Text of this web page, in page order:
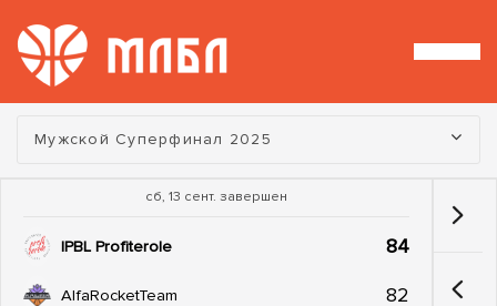
Турнир:
Мужской Суперфинал 2025
сб, 13 сент. завершен
IPBL Profiterole 84
AlfaRocketTeam 82